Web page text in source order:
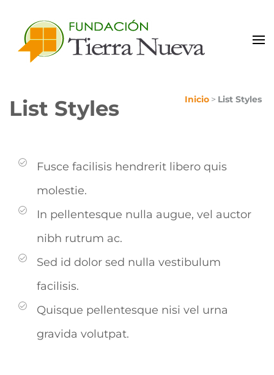
List Styles Inicio > List Styles
Fusce facilisis hendrerit libero quis
molestie.
In pellentesque nulla augue, vel auctor
nibh rutrum ac.
Sed id dolor sed nulla vestibulum
facilisis.
Quisque pellentesque nisi vel urna
gravida volutpat.